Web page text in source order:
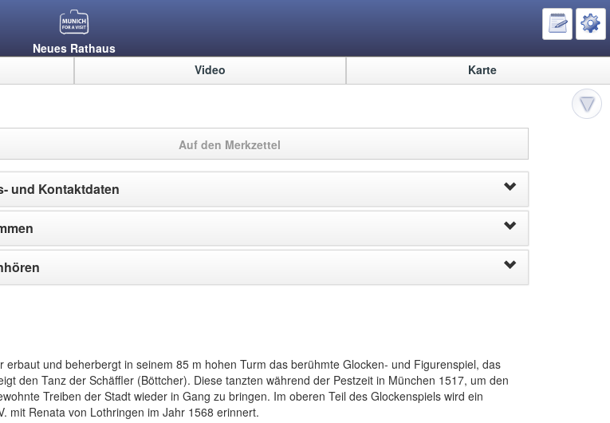
Neues Rathaus
Video Karte
Auf den Merkzettel
und Kontaktdaten
und beherbergt in seinem 85 m hohen Turm das berühmte Glocken- und Figurenspiel, das
den Tanz der Schäffler (Böttcher). Diese tanzten während der Pestzeit in München 1517, um den
Treiben der Stadt wieder in Gang zu bringen. Im oberen Teil des Glockenspiels wird ein
mit Renata von Lothringen im Jahr 1568 erinnert.